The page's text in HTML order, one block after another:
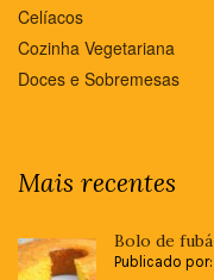
Celíacos
Cozinha Vegetariana
Doces e Sobremesas
Mais recentes
Bolo de
Publicado